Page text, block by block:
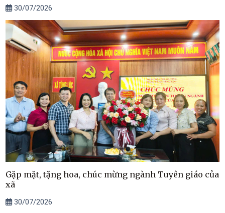
30/07/2026
Gặp mặt, tặng hoa, chúc mừng ngành Tuyên giáo của
xã
30/07/2026